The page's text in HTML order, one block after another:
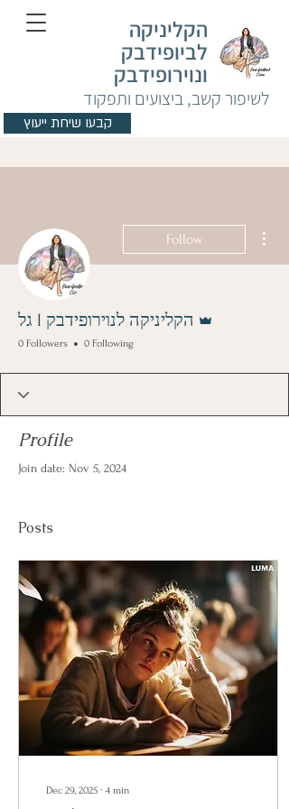
הקליניקה
לביופידבק
ונוירופידבק
קבעו שיחת ייעוץ
Follow
גל I הקליניקה לנוירופידבק
0 Followers 0 Following
Profile
Join date: Nov 5, 2024
Posts
Dec 29, 2025 ∙ 4 min